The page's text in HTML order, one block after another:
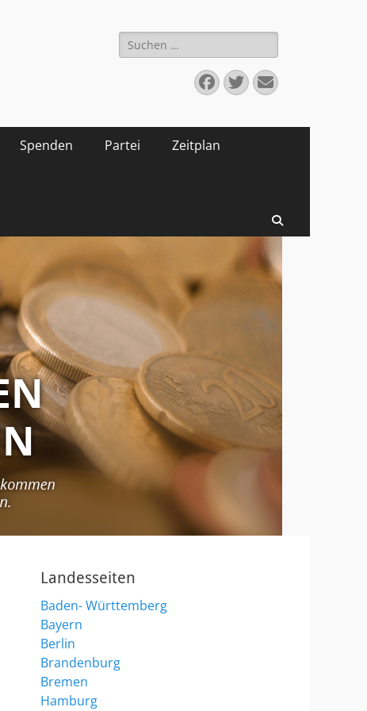
Suchen
nach:
Facebook
Twitter
E-
Mail
Spenden Partei Zeitplan
Landesseiten
Baden- Württemberg
Bayern
Berlin
Brandenburg
Bremen
Hamburg